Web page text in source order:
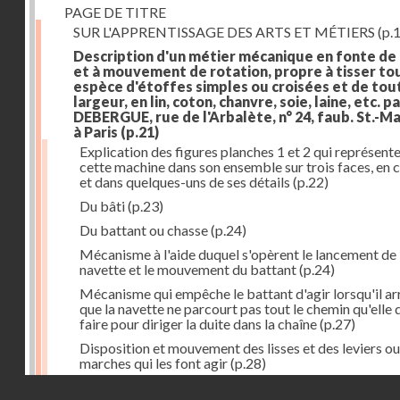
PAGE DE TITRE
SUR L'APPRENTISSAGE DES ARTS ET MÉTIERS
Description d'un métier mécanique en fonte
et à mouvement de rotation, propre à tisser
espèce d'étoffes simples ou croisées et de
largeur, en lin, coton, chanvre, soie, laine, etc.
DEBERGUE, rue de l'Arbalète, n° 24, faub. St.-
à Paris (p.21)
Explication des figures planches 1 et 2 qui
cette machine dans son ensemble sur trois faces, en
et dans quelques-uns de ses détails (p.22)
Du bâti(p.23)
Du battant ou chasse(p.24)
Mécanisme à l'aide duquel s'opèrent le lancement de
navette et le mouvement du battant(p.24)
Mécanisme qui empêche le battant d'agir lorsqu'il
que la navette ne parcourt pas tout le chemin qu'elle
faire pour diriger la duite dans la chaîne(p.27)
Disposition et mouvement des lisses et des leviers ou
marches qui les font agir(p.28)